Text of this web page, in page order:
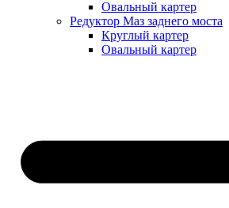
Овальный картер
Редуктор Маз заднего моста
Круглый картер
Овальный картер